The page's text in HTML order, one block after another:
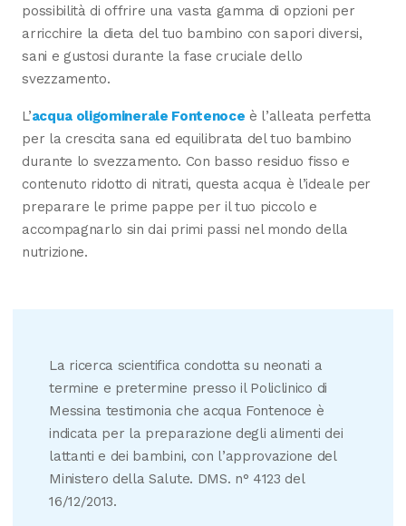
possibilità di offrire una vasta gamma di opzioni per
arricchire la dieta del tuo bambino con sapori diversi,
sani e gustosi durante la fase cruciale dello
svezzamento.
L’acqua oligominerale Fontenoce è l’alleata perfetta
per la crescita sana ed equilibrata del tuo bambino
durante lo svezzamento. Con basso residuo fisso e
contenuto ridotto di nitrati, questa acqua è l’ideale per
preparare le prime pappe per il tuo piccolo e
accompagnarlo sin dai primi passi nel mondo della
nutrizione.
La ricerca scientifica condotta su neonati a
termine e pretermine presso il Policlinico di
Messina testimonia che acqua Fontenoce è
indicata per la preparazione degli alimenti dei
lattanti e dei bambini, con l’approvazione del
Ministero della Salute. DMS. n° 4123 del
16/12/2013.